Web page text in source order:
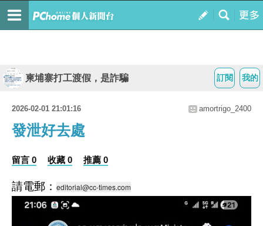
我的
訂閱
柬埔寨打工渡假，是詐騙
2026-02-01 21:01:16 amortrigo_2400
發泄好去處
留言 0 收藏 0 推薦 0
請電郵： editorial@cc-times.com